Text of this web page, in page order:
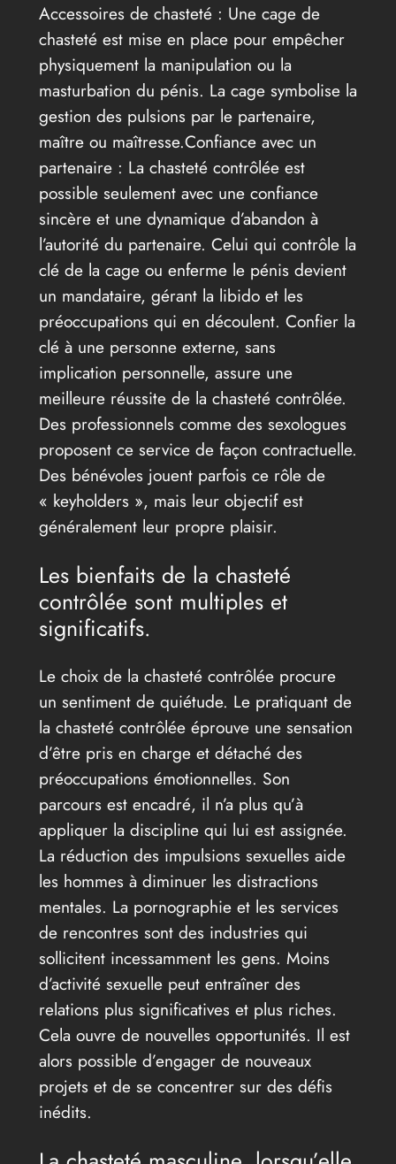
Accessoires de chasteté : Une cage de
chasteté est mise en place pour empêcher
physiquement la manipulation ou la
masturbation du pénis. La cage symbolise la
gestion des pulsions par le partenaire,
maître ou maîtresse.Confiance avec un
partenaire : La chasteté contrôlée est
possible seulement avec une confiance
sincère et une dynamique d’abandon à
l’autorité du partenaire. Celui qui contrôle la
clé de la cage ou enferme le pénis devient
un mandataire, gérant la libido et les
préoccupations qui en découlent. Confier la
clé à une personne externe, sans
implication personnelle, assure une
meilleure réussite de la chasteté contrôlée.
Des professionnels comme des sexologues
proposent ce service de façon contractuelle.
Des bénévoles jouent parfois ce rôle de
« keyholders », mais leur objectif est
généralement leur propre plaisir.
Les bienfaits de la chasteté
contrôlée sont multiples et
significatifs.
Le choix de la chasteté contrôlée procure
un sentiment de quiétude. Le pratiquant de
la chasteté contrôlée éprouve une sensation
d’être pris en charge et détaché des
préoccupations émotionnelles. Son
parcours est encadré, il n’a plus qu’à
appliquer la discipline qui lui est assignée.
La réduction des impulsions sexuelles aide
les hommes à diminuer les distractions
mentales. La pornographie et les services
de rencontres sont des industries qui
sollicitent incessamment les gens. Moins
d’activité sexuelle peut entraîner des
relations plus significatives et plus riches.
Cela ouvre de nouvelles opportunités. Il est
alors possible d’engager de nouveaux
projets et de se concentrer sur des défis
inédits.